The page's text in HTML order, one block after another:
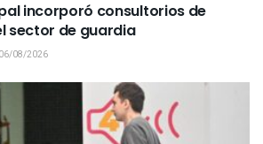
incorporó consultorios de
sector de guardia
06/08/2026